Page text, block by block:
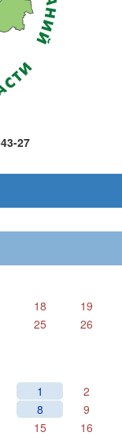
27
18
19
25
26
1
2
8
9
15
16